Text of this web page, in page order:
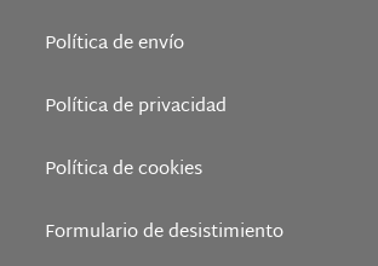
Política de envío
Política de privacidad
Política de cookies
Formulario de desistimiento